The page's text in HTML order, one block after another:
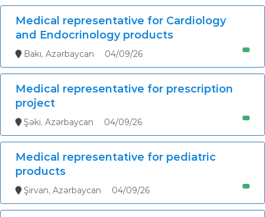
Medical representative for Cardiology
and Endocrinology products
Bakı, Azərbaycan 04/09/26
Medical representative for prescription
project
Şəki, Azərbaycan 04/09/26
Medical representative for pediatric
products
Şirvan, Azərbaycan 04/09/26